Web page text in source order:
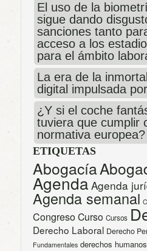
El uso de la
sigue dando
sanciones tanto
acceso a los
para el ámbito
La era de la
digital impulsada
¿Y si el coche
tuviera que cumplir
normativa europea?
ETIQUETAS
Abogacía
Agenda Agenda
Agenda semanal
CongresoCurso Cursos
Derecho Laboral Derecho
Fundamentales derechos humanos